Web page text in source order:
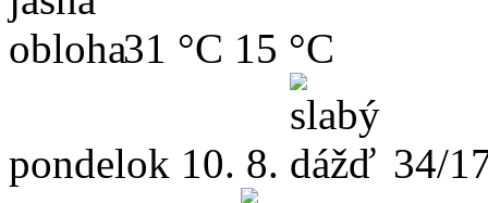
31 °C 15 °C
pondelok 10. 8. 34/